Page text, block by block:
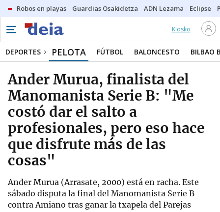
Robos en playas Guardias Osakidetza ADN Lezama Eclipse
Kiosko
DEPORTES PELOTA FÚTBOL BALONCESTO BILBAO
Ander Murua, finalista del
Manomanista Serie B: "Me
costó dar el salto a
profesionales, pero eso hace
que disfrute más de las
cosas"
Ander Murua (Arrasate, 2000) está en racha. Este
sábado disputa la final del Manomanista Serie B
contra Amiano tras ganar la txapela del Parejas